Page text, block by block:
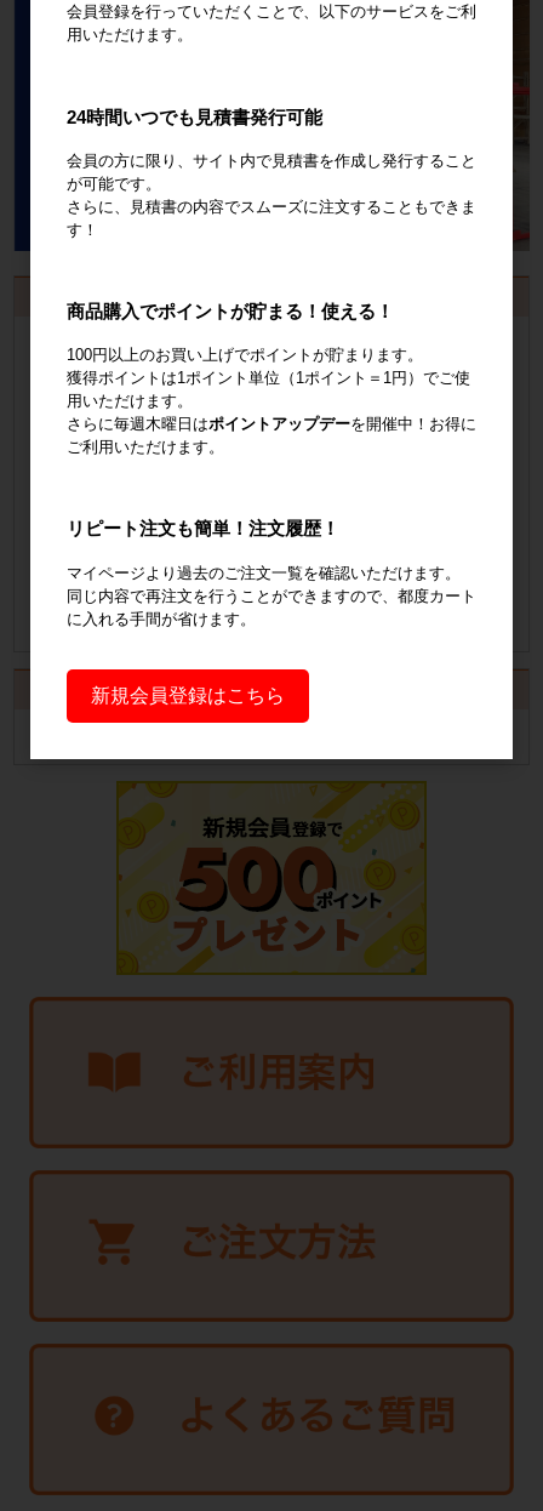
見積書の発行手順についてご案内
納品書発行手順について
カート
会員登録を行っていただくことで、以下のサービスをご利
用いただけます。
24時間いつでも見積書発行可能
会員の方に限り、サイト内で見積書を作成し発行すること
が可能です。
さらに、見積書の内容でスムーズに注文することもできま
す！
商品購入でポイントが貯まる！使える！
100円以上のお買い上げでポイントが貯まります。
獲得ポイントは1ポイント単位（1ポイント＝1円）でご使
用いただけます。
さらに毎週木曜日はポイントアップデーを開催中！お得に
ご利用いただけます。
リピート注文も簡単！注文履歴！
マイページより過去のご注文一覧を確認いただけます。
同じ内容で再注文を行うことができますので、都度カート
に入れる手間が省けます。
新規会員登録はこちら